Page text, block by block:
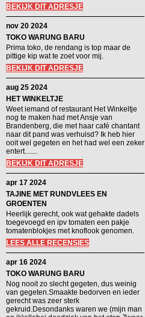
BEKIJK DIT ADRESJE
nov 20 2024
TOKO WARUNG BARU
Prima toko, de rendang is top maar de
pittige kip wat te zoet voor mij.
BEKIJK DIT ADRESJE
aug 25 2024
HET WINKELTJE
Weet iemand of restaurant Het Winkeltje
nog te maken had met Ansje van
Brandenberg, die met haar café chantant
naar dit pand was verhuisd? Ik heb hier
ooit wel gegeten en het had wel een zeker
entert.......
BEKIJK DIT ADRESJE
apr 17 2024
TAJINE MET RUNDVLEES EN
GROENTEN
Heerlijk gerecht, ook wat gehakte dadels
toegevoegd en ipv tomaten een pakje
tomatenblokjes met knoflook genomen.
LEES ALLE RECENSIES
apr 16 2024
TOKO WARUNG BARU
Nog nooit zo slecht gegeten, dus weinig
van gegeten.Smaakte bedorven en ieder
gerecht was zeer sterk
gekruid.Desondanks waren we (mijn man